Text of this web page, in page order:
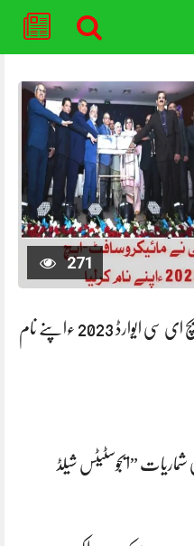
271
بلتستان یونیورسٹی نے مائیکروسافٹ-ایچ ای سی ایوارڈ 2023 ءاپنے نام
شماریات ”ایجوسٹیٹس شیلڈ